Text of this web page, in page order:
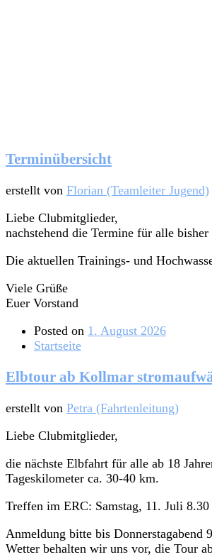
Terminübersicht
erstellt von Florian (Teamleiter Jugend)
Liebe Clubmitglieder,
nachstehend die Termine für alle
Die aktuellen Trainings- und
Viele Grüße
Euer Vorstand
Posted on 1. August 2026
Startseite
Elbtour ab Kollmar
erstellt von Petra (Fahrtenleitung)
Liebe Clubmitglieder,
die nächste Elbfahrt für alle ab 18
Tageskilometer ca. 30-40 km.
Treffen im ERC: Samstag, 11. Juli
Anmeldung bitte bis Donnerstagabend
Wetter behalten wir uns vor, die Tour